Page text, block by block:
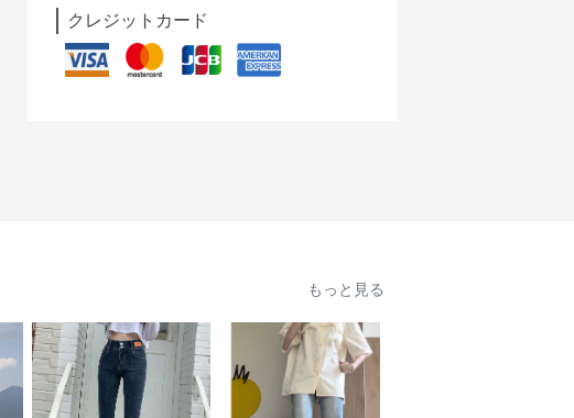
クレジットカード
もっと見る